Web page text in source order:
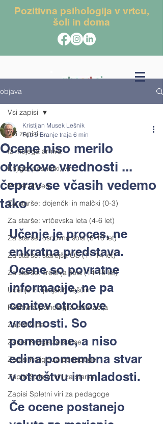
Pozitivna psihologija v vrtcu,
šoli in doma
objava
Vsi zapisi
Iz mojega arhiva
Knjige, posnetki, viri
Portal abced
Za starše: dojenčki in malčki (0-3)
Za starše: vrtčevska leta (4-6 let)
Za starše: osnovna šola (6-10 let)
Za starše: starejša OŠ (11-14 let)
Za starše: srednja šola (14-18 let)
Učenje življenjskih veščin
Pozitivna psihologija-edukacija
Zapisi Videi
Zapisi Knjige za starse
Zapisi Knjige za pedagoge
Zapisi Spletni viri za starse
Zapisi Spletni viri za pedagoge
Vsi zapisi
Ocene niso merilo
otrokove vrednosti ...
čeprav se včasih vedemo
tako
Kristijan Musek Lešnik
Feb 5 Branje traja 6 min
Učenje je proces, ne
enkratna predstava.
Ocene so povratne
informacije, ne pa
cenitev otrokove
vrednosti. So
pomembne, a niso
edina pomembna stvar
v otroštvu in mladosti.
Če ocene postanejo